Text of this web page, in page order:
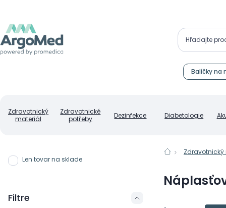
Zdravotnický
materiál
Zdravotnické
potřeby
Dezinfekce Diabetologie
Balíčky na
Len tovar na sklade
Filtre